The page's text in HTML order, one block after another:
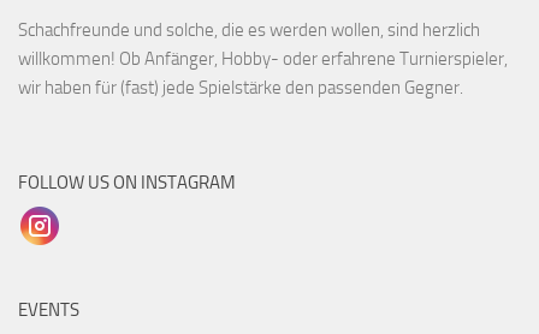
Schachfreunde und solche, die es werden wollen, sind herzlich
willkommen! Ob Anfänger, Hobby- oder erfahrene Turnierspieler,
wir haben für (fast) jede Spielstärke den passenden Gegner.
FOLLOW US ON INSTAGRAM
EVENTS